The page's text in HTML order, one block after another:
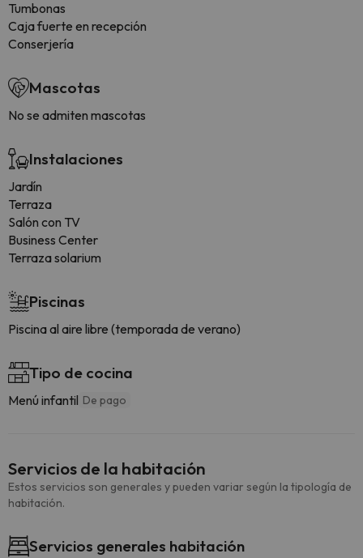
Tumbonas
Caja fuerte en recepción
Conserjería
Mascotas
No se admiten mascotas
Instalaciones
Jardín
Terraza
Salón con TV
Business Center
Terraza solarium
Piscinas
Piscina al aire libre (temporada de verano)
Tipo de cocina
Menú infantil De pago
Servicios de la habitación
Estos servicios son generales y pueden variar según la tipología de
habitación.
Servicios generales habitación